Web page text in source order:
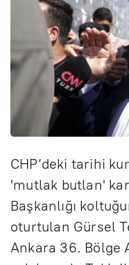
CHP’deki tarihi
'mutlak butlan'
Başkanlığı
oturtulan Gürsel
Ankara 36. Bölge